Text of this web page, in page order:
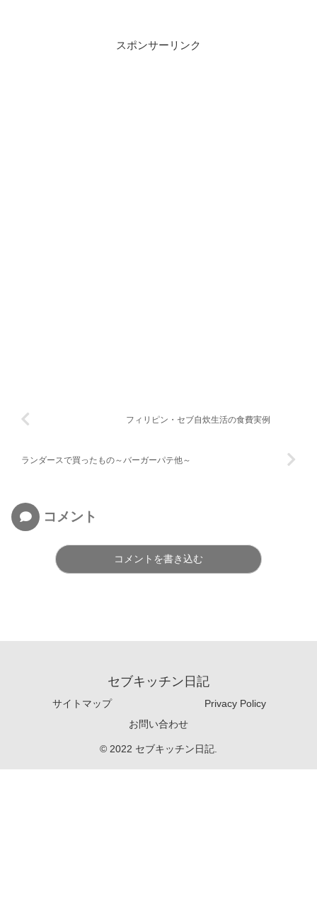
スポンサーリンク
フィリピン・セブ自炊生活の食費実例
ランダースで買ったもの～バーガーパテ他～
コメント
コメントを書き込む
セブキッチン日記
サイトマップ
Privacy Policy
お問い合わせ
© 2022 セブキッチン日記.